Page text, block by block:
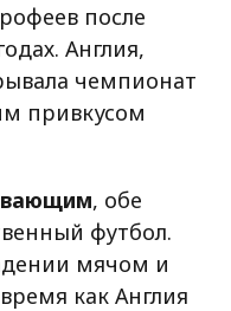
после
Англия,
чемпионат
привкусом
, обе
футбол.
мячом и
как Англия